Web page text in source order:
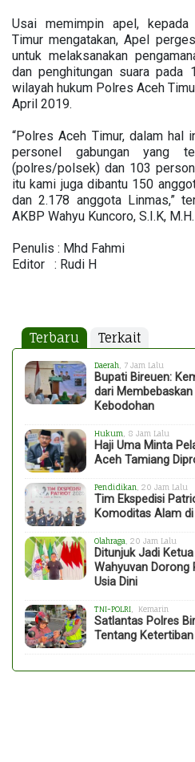
Usai memimpin apel,
Timur mengatakan, Apel
untuk melaksanakan
dan penghitungan suara pada
wilayah hukum Polres Aceh
April 2019.
“Polres Aceh Timur, dalam hal
personel gabungan yang
(polres/polsek) dan 103
itu kami juga dibantu 150
dan 2.178 anggota Linmas,”
AKBP Wahyu Kuncoro, S.I.K, M.H.
Penulis : Mhd Fahmi
Editor : Rudi H
Terbaru Terkait
Daerah , 7 Jam Lalu
Bupati Bireuen:
dari
Kebodohan
Hukum , 8 Jam Lalu
Haji Uma Minta
Aceh Tamiang
Pendidikan , 20 Jam Lalu
Tim Ekspedisi
Komoditas Alam
Olahraga , 20 Jam Lalu
Ditunjuk Jadi
Wahyuvan Dorong
Usia Dini
TNI-POLRI , Kemarin
Satlantas Polres
Tentang